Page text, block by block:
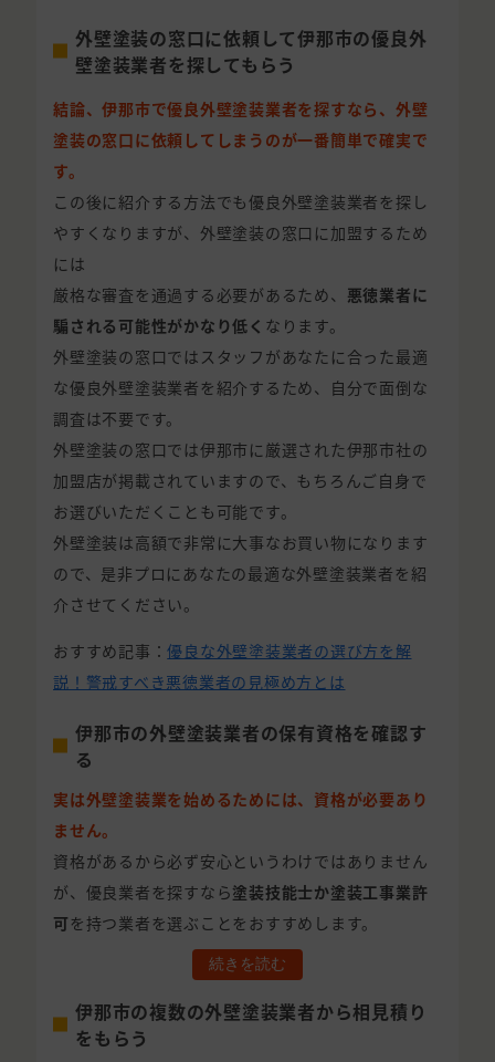
外壁塗装の窓口に依頼して伊那市の優良外
壁塗装業者を探してもらう
結論、伊那市で優良外壁塗装業者を探すなら、外壁
塗装の窓口に依頼してしまうのが一番簡単で確実で
す。
この後に紹介する方法でも優良外壁塗装業者を探し
やすくなりますが、外壁塗装の窓口に加盟するため
には
厳格な審査を通過する必要があるため、 悪徳業者に
騙される可能性がかなり低く なります。
外壁塗装の窓口ではスタッフがあなたに合った最適
な優良外壁塗装業者を紹介するため、自分で面倒な
調査は不要です。
外壁塗装の窓口では伊那市に厳選された伊那市社の
加盟店が掲載されていますので、もちろんご自身で
お選びいただくことも可能です。
外壁塗装は高額で非常に大事なお買い物になります
ので、是非プロにあなたの最適な外壁塗装業者を紹
介させてください。
おすすめ記事：優良な外壁塗装業者の選び方を解
説！警戒すべき悪徳業者の見極め方とは
伊那市の外壁塗装業者の保有資格を確認す
る
実は外壁塗装業を始めるためには、資格が必要あり
ません。
資格があるから必ず安心というわけではありません
が、優良業者を探すなら塗装技能士か塗装工事業許
可 を持つ業者を選ぶことをおすすめします。
続きを読む
伊那市の複数の外壁塗装業者から相見積り
をもらう